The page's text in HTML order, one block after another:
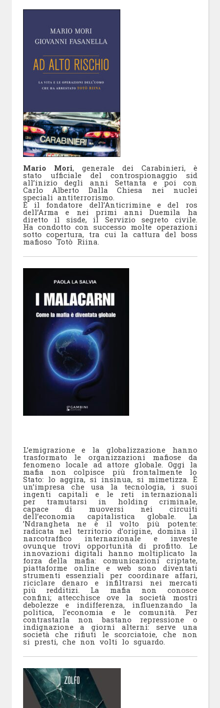
Mario Mori, generale dei Carabinieri, è
stato ufficiale del controspionaggio sid
all’inizio degli anni Settanta e poi con
Carlo Alberto Dalla Chiesa nei nuclei
speciali antiterrorismo.
È il fondatore dell’Anticrimine e del ros
dell’Arma e nei primi anni Duemila ha
diretto il sisde, il Servizio segreto civile.
Ha condotto con successo molte operazioni
sotto copertura, tra cui la cattura del boss
mafioso Totò Riina.
L’emigrazione e la globalizzazione hanno
trasformato le organizzazioni mafiose da
fenomeno locale ad attore globale. Oggi la
mafia non colpisce più frontalmente lo
Stato: lo aggira, si insinua, si mimetizza. È
un’impresa che usa la tecnologia, i suoi
ingenti capitali e le reti internazionali
per tramutarsi in holding criminale,
capace di muoversi nei circuiti
dell’economia capitalistica globale. La
’Ndrangheta ne è il volto più potente:
radicata nel territorio d’origine, domina il
narcotraffico internazionale e investe
ovunque trovi opportunità di profitto. Le
innovazioni digitali hanno moltiplicato la
forza della mafia: comunicazioni criptate,
piattaforme online e web sono diventati
strumenti essenziali per coordinare affari,
riciclare denaro e infiltrarsi nei mercati
più redditizi. La mafia non conosce
confini; attecchisce ove la società mostri
debolezze e indifferenza, influenzando la
politica, l’economia e le comunità. Per
contrastarla non bastano repressione o
indignazione a giorni alterni: serve una
società che rifiuti le scorciatoie, che non
si presti, che non volti lo sguardo.